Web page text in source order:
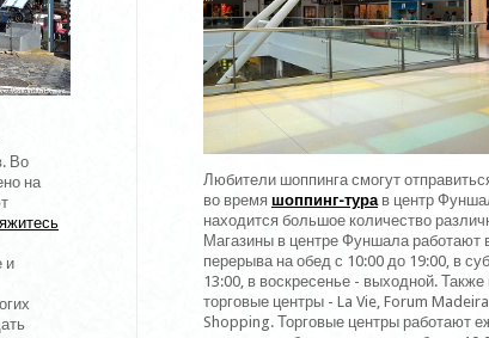
Во
на
и
Любители шоппинга смогут
во время шоппинг-турав центр
находится большое количество
Магазины в центре Фуншала работают
перерыва на обед с 10:00 до 19:00, в
13:00, в воскресенье - выходной.
торговые центры - La Vie, Forum
Shopping. Торговые центры работают